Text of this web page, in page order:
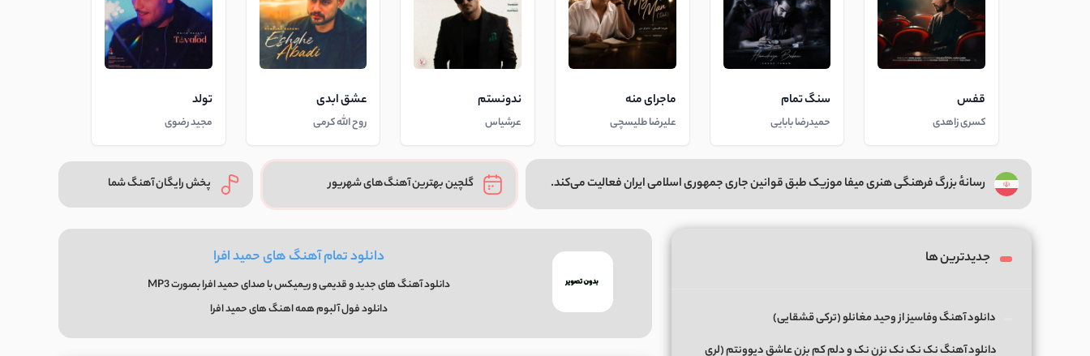
قفس
کسری زاهدی
سنگ تمام
حمیدرضا بابایی
ماجرای منه
علیرضا طلیسچی
ندونستم
عرشیاس
عشق ابدی
روح الله کرمی
تولد
مجید رضوی
رسانهٔ بزرگ فرهنگی هنری میفا موزیک طبق قوانین جاری جمهوری اسلامی ایران فعالیت می‌کند. گلچین بهترین آهنگ‌های شهریور پخش رایگان آهنگ شما
دانلود تمام آهنگ های حمید افرا
دانلود آهنگ های جدید و قدیمی و ریمیکس با صدای حمید افرا بصورت MP3
دانلود فول آلبوم همه اهنگ های حمید افرا
جدیدترین ها
دانلود آهنگ وفاسیز از وحید مغانلو (ترکی قشقایی)
دانلود آهنگ نک نک نک نزن نک و دلم کم بزن عاشق دیوونتم (لری